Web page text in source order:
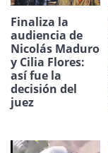
Finaliza la
audiencia de
Nicolás Maduro
y Cilia Flores:
así fue la
decisión del
juez